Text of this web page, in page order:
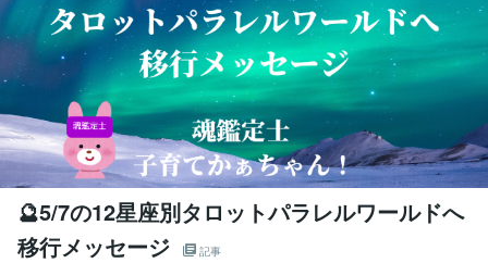
🔮5/7の12星座別タロットパラレルワールドへ
移行メッセージ
記事